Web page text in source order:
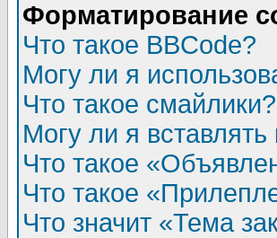
Форматирование
Что такое BBCode?
Могу ли я
Что такое смайлики?
Могу ли я вставлять
Что такое
Что такое
Что значит «Тема